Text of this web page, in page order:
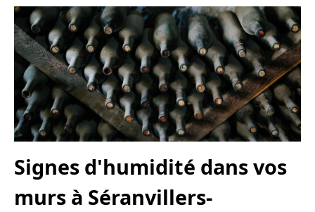
Signes d'humidité dans vos
murs à Séranvillers-